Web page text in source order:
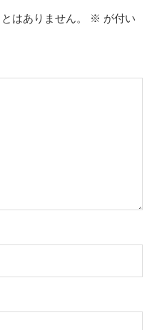
はありません。 ※ が付い